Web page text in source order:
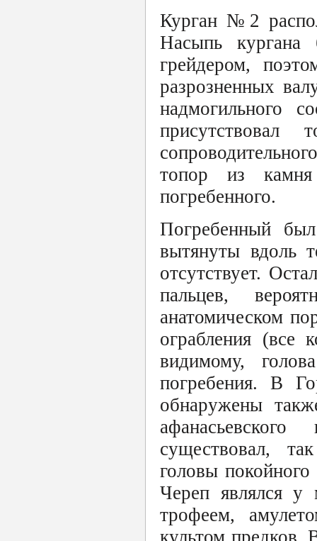
Курган №2
Насыпь кургана
грейдером,
разрозненных
надмогильного
топор из камня
погребенного.
Погребенный
вытянуты вдоль
отсутствует.
пальцев,
анатомическом
ограбления (все
видимому,
погребения. В
обнаружены
существовал,
головы
Череп являлся у
трофеем,
культом предков.